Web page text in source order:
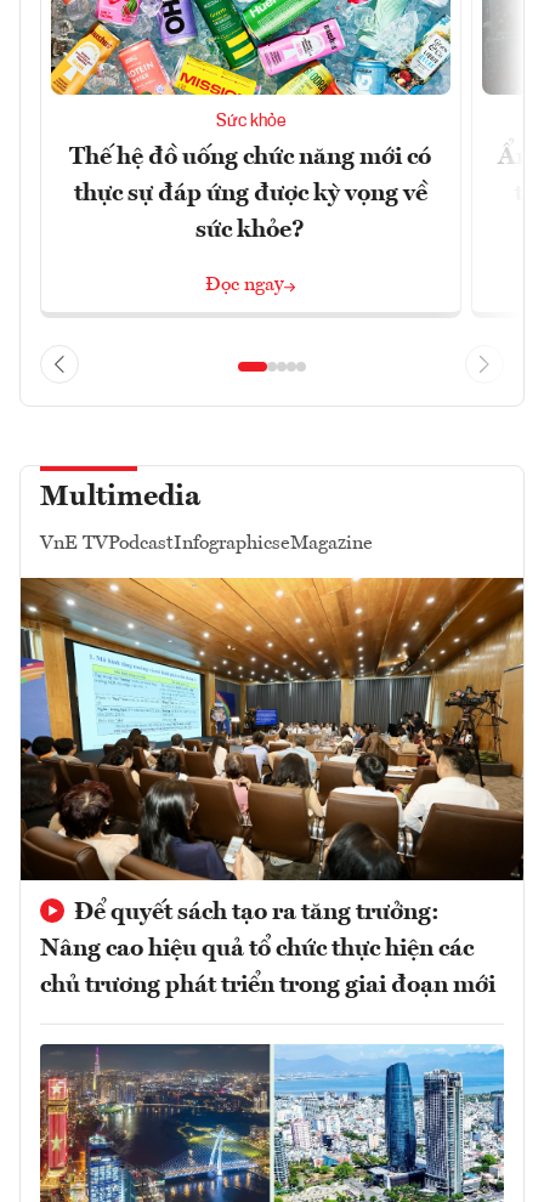
Sức khỏe
Thế hệ đồ uống chức năng mới có
thực sự đáp ứng được kỳ vọng về
sức khỏe?
Đọc ngay
Ẩm
Multimedia
VnE TVPodcastInfographicseMagazine
Để quyết sách tạo ra tăng trưởng:
Nâng cao hiệu quả tổ chức thực hiện các
chủ trương phát triển trong giai đoạn mới